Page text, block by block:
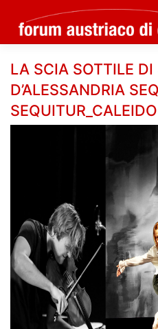
Skip
content
LA SCIA SOTTILE
D’ALESSANDRIA